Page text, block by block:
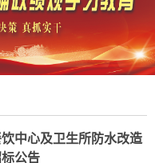
中心及卫生所防水改造
公告